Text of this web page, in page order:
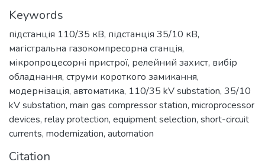
Keywords
підстанція 110/35 кВ, підстанція 35/10 кВ,
магістральна газокомпресорна станція,
мікропроцесорні пристрої, релейний захист, вибір
обладнання, струми короткого замикання,
модернізація, автоматика, 110/35 kV substation, 35/10
kV substation, main gas compressor station, microprocessor
devices, relay protection, equipment selection, short-circuit
currents, modernization, automation
Citation